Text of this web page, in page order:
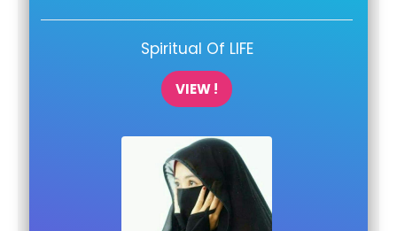
Spiritual Of LIFE
VIEW !